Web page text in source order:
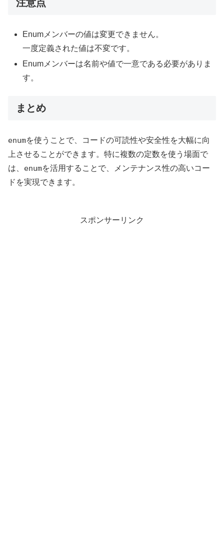
注意点
Enumメンバーの値は変更できません。
一度定義された値は不変です。
Enumメンバーは名前や値で一意である必要がありま
す。
まとめ
enumを使うことで、コードの可読性や安全性を大幅に向
上させることができます。特に複数の定数を使う場面で
は、 enumを活用することで、メンテナンス性の高いコー
ドを実現できます。
スポンサーリンク